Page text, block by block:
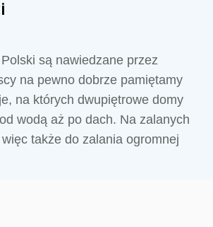
są nawiedzane przez
na pewno dobrze pamiętamy
na których dwupiętrowe domy
wodą aż po dach. Na zalanych
także do zalania ogromnej